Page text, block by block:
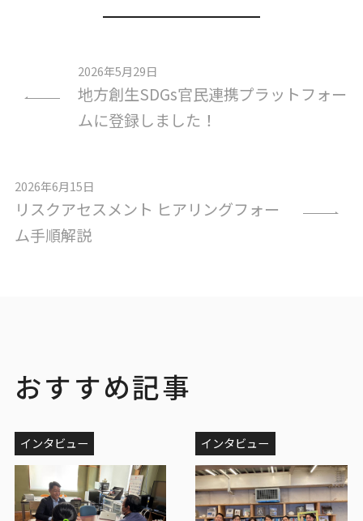
2026年5月29日
地方創生SDGs官民連携プラットフォー
ムに登録しました！
2026年6月15日
リスクアセスメント ヒアリングフォー
ム手順解説
おすすめ記事
インタビュー インタビュー